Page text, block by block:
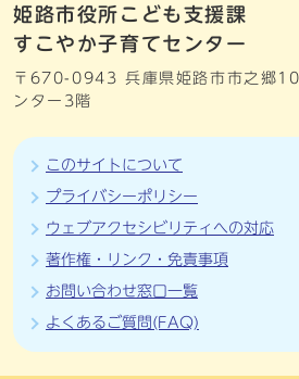
姫路市役所こども支援課
すこやか子育てセンター
〒670-0943 兵庫県姫路市市之郷
ンター3階
このサイトについて
プライバシーポリシー
ウェブアクセシビリティへの対応
著作権・リンク・免責事項
お問い合わせ窓口一覧
よくあるご質問(FAQ)